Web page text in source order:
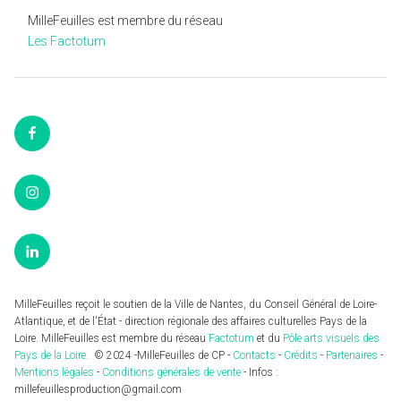
MilleFeuilles est membre du réseau
Les Factotum
Facebook
Instagram
LinkedIn
MilleFeuilles reçoit le soutien de la Ville de Nantes, du Conseil Général de Loire-
Atlantique, et de l'État - direction régionale des affaires culturelles Pays de la
Loire. MilleFeuilles est membre du réseau Factotum et du Pôle arts visuels des
Pays de la Loire.
© 2024 -MilleFeuilles de CP - Contacts - Crédits - Partenaires -
Mentions légales - Conditions générales de vente - Infos :
millefeuillesproduction@gmail.com